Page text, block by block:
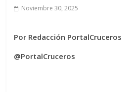
Noviembre 30, 2025
Por Redacción PortalCruceros
@PortalCruceros